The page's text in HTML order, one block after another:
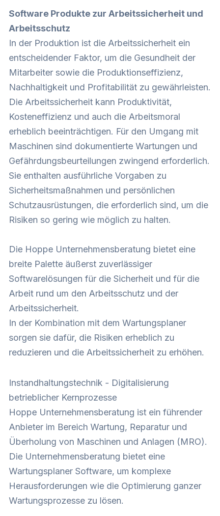
Software Produkte zur Arbeitssicherheit und
Arbeitsschutz
In der Produktion ist die Arbeitssicherheit ein
entscheidender Faktor, um die Gesundheit der
Mitarbeiter sowie die Produktionseffizienz,
Nachhaltigkeit und Profitabilität zu gewährleisten.
Die Arbeitssicherheit kann Produktivität,
Kosteneffizienz und auch die Arbeitsmoral
erheblich beeinträchtigen. Für den Umgang mit
Maschinen sind dokumentierte Wartungen und
Gefährdungsbeurteilungen zwingend erforderlich.
Sie enthalten ausführliche Vorgaben zu
Sicherheitsmaßnahmen und persönlichen
Schutzausrüstungen, die erforderlich sind, um die
Risiken so gering wie möglich zu halten.
Die Hoppe Unternehmensberatung bietet eine
breite Palette äußerst zuverlässiger
Softwarelösungen für die Sicherheit und für die
Arbeit rund um den Arbeitsschutz und der
Arbeitssicherheit.
In der Kombination mit dem Wartungsplaner
sorgen sie dafür, die Risiken erheblich zu
reduzieren und die Arbeitssicherheit zu erhöhen.
Instandhaltungstechnik - Digitalisierung
betrieblicher Kernprozesse
Hoppe Unternehmensberatung ist ein führender
Anbieter im Bereich Wartung, Reparatur und
Überholung von Maschinen und Anlagen (MRO).
Die Unternehmensberatung bietet eine
Wartungsplaner Software, um komplexe
Herausforderungen wie die Optimierung ganzer
Wartungsprozesse zu lösen.